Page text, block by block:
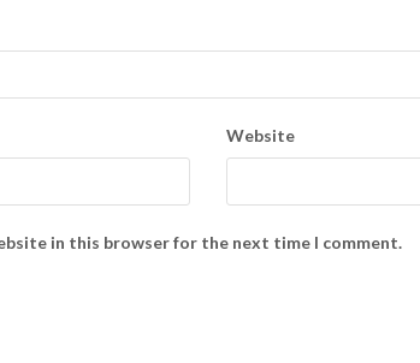
Website
in this browser for the next time I comment.